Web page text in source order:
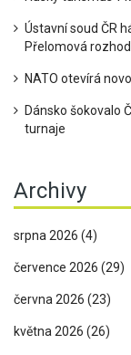
Ústavní soud ČR
Přelomová
NATO otevírá
Dánsko šokovalo
turnaje
Archivy
srpna 2026 (4)
července 2026 (29)
června 2026 (23)
května 2026 (26)